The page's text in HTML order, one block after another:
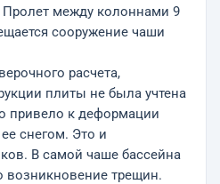
Пролет между колоннами 9
сооружение чаши
расчета,
плиты не была учтена
привело к деформации
снегом. Это и
В самой чаше бассейна
возникновение трещин.